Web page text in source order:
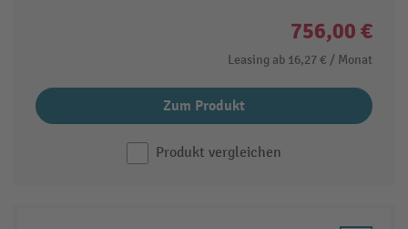
756,00 €
Leasing ab 16,27 € / Monat
Zum Produkt
Produkt vergleichen